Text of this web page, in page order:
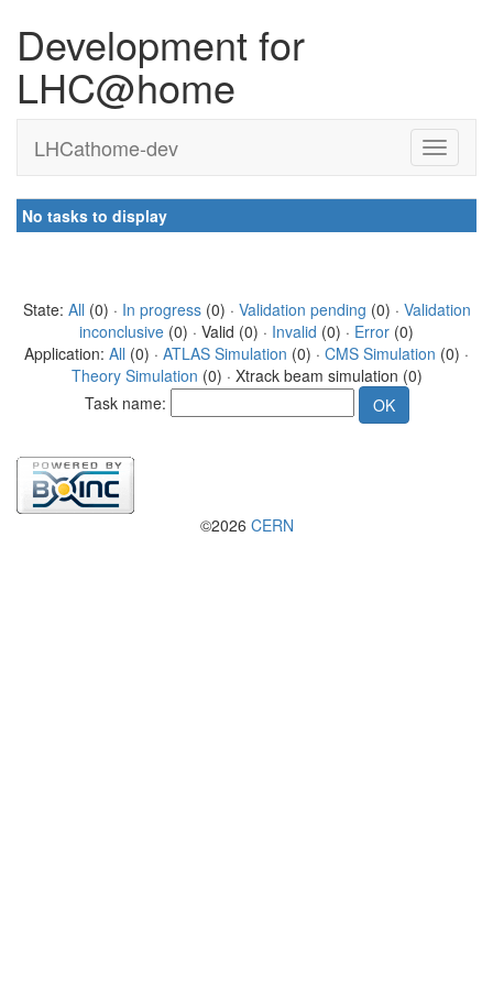
Development for
LHC@home
LHCathome-dev
No tasks to display
State: All (0) · In progress(0) · Validation pending (0) · Validation
inconclusive (0) · Valid (0) · Invalid (0) · Error (0)
Application: All (0) · ATLAS Simulation (0) · CMS Simulation (0) ·
Theory Simulation (0) · Xtrack beam simulation (0)
Task name:
©2026 CERN